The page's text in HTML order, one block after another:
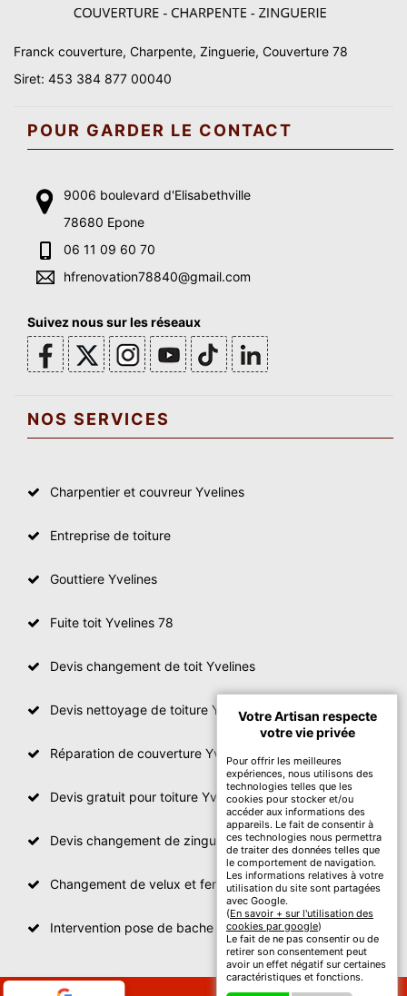
Franck couverture, Charpente, Zinguerie, Couverture 78
Siret: 453 384 877 00040
POUR GARDER LE CONTACT
9006 boulevard d'Elisabethville
78680 Epone
06 11 09 60 70
hfrenovation78840@gmail.com
Suivez nous sur les réseaux
NOS SERVICES
Charpentier et couvreur Yvelines
Entreprise de toiture
Gouttiere Yvelines
Fuite toit Yvelines 78
Devis changement de toit Yvelines
Devis nettoyage de toiture Yvelines
Réparation de couverture Yvelines
Devis gratuit pour toiture Yvelines
Devis changement de zinguerie Yvelines
Changement de velux et fenêtre de toit Yvelines
Intervention pose de bache sur toit Yvelines
Votre Artisan respecte
votre vie privée
Pour offrir les meilleures
expériences, nous utilisons des
technologies telles que les
cookies pour stocker et/ou
accéder aux informations des
appareils. Le fait de consentir à
ces technologies nous permettra
de traiter des données telles que
le comportement de navigation.
Les informations relatives à votre
utilisation du site sont partagées
avec Google.
(En savoir + sur l'utilisation des
cookies par google)
Le fait de ne pas consentir ou de
retirer son consentement peut
avoir un effet négatif sur certaines
caractéristiques et fonctions.